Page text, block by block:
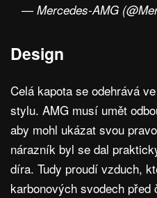
— Mercedes-AMG
Design
Celá kapota se odehrává
stylu. AMG musí umět
aby mohl ukázat svou
nárazník byl se dal
díra. Tudy proudí vzduch,
karbonových svodech